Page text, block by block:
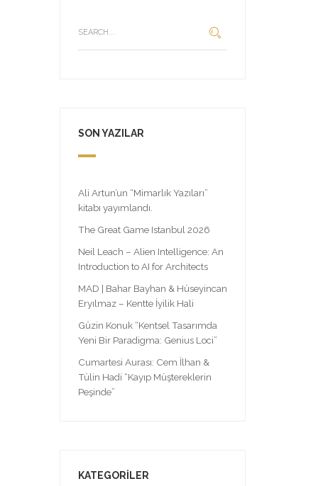
SON YAZILAR
Ali Artun’un “Mimarlık Yazıları”
kitabı yayımlandı.
The Great Game Istanbul 2026
Neil Leach – Alien Intelligence: An
Introduction to AI for Architects
MAD | Bahar Bayhan & Hüseyincan
Eryılmaz – Kentte İyilik Hali
Güzin Konuk “Kentsel Tasarımda
Yeni Bir Paradigma: Genius Loci”
Cumartesi Aurası: Cem İlhan &
Tülin Hadi “Kayıp Müştereklerin
Peşinde”
KATEGORILER